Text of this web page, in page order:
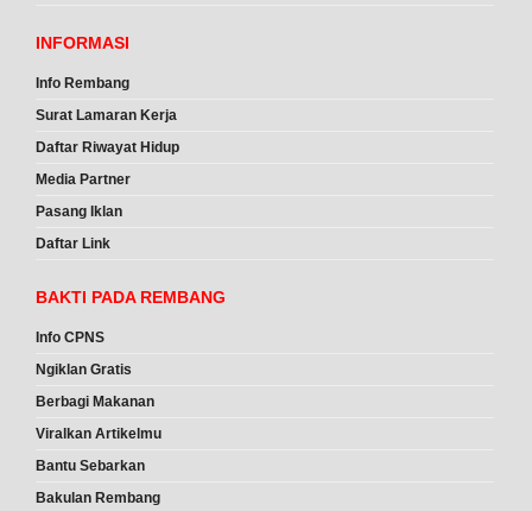
INFORMASI
Info Rembang
Surat Lamaran Kerja
Daftar Riwayat Hidup
Media Partner
Pasang Iklan
Daftar Link
BAKTI PADA REMBANG
Info CPNS
Ngiklan Gratis
Berbagi Makanan
Viralkan Artikelmu
Bantu Sebarkan
Bakulan Rembang